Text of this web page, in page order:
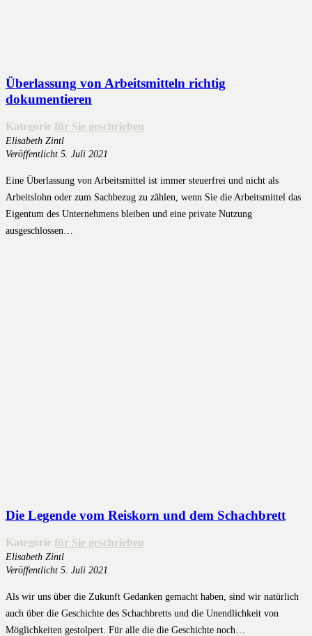
Überlassung von Arbeitsmitteln richtig
dokumentieren
Kategorie für Sie geschrieben
Elisabeth Zintl
Veröffentlicht 5. Juli 2021
Eine Überlassung von Arbeitsmittel ist immer steuerfrei und nicht als
Arbeitslohn oder zum Sachbezug zu zählen, wenn Sie die Arbeitsmittel das
Eigentum des Unternehmens bleiben und eine private Nutzung
ausgeschlossen…
Die Legende vom Reiskorn und dem Schachbrett
Kategorie für Sie geschrieben
Elisabeth Zintl
Veröffentlicht 5. Juli 2021
Als wir uns über die Zukunft Gedanken gemacht haben, sind wir natürlich
auch über die Geschichte des Schachbretts und die Unendlichkeit von
Möglichkeiten gestolpert. Für alle die die Geschichte noch…